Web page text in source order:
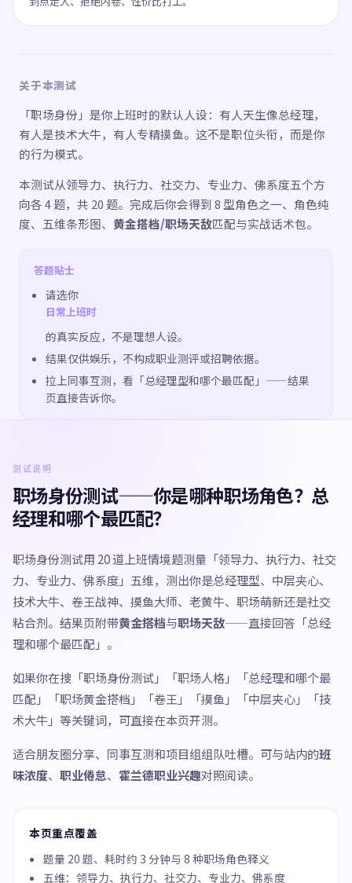
关于本测试
「职场身份」是你上班时的默认人设：有人天生像总经理，
有人是技术大牛，有人专精摸鱼。这不是职位头衔，而是你
的行为模式。
本测试从领导力、执行力、社交力、专业力、佛系度五个方
向各 4 题，共 20 题。完成后你会得到 8 型角色之一、角色纯
度、五维条形图、 黄金搭档/职场天敌匹配与实战话术包。
答题贴士
请选你
日常上班时
的真实反应，不是理想人设。
结果仅供娱乐，不构成职业测评或招聘依据。
拉上同事互测，看「总经理型和哪个最匹配」——结果
页直接告诉你。
测试说明
职场身份测试——你是哪种职场角色？总
经理和哪个最匹配？
职场身份测试用 20 道上班情境题测量「领导力、执行力、社交
力、专业力、佛系度」五维，测出你是总经理型、中层夹心、
技术大牛、卷王战神、摸鱼大师、老黄牛、职场萌新还是社交
粘合剂。结果页附带黄金搭档与职场天敌——直接回答「总经
理和哪个最匹配」。
如果你在搜「职场身份测试」「职场人格」「总经理和哪个最
匹配」「职场黄金搭档」「卷王」「摸鱼」「中层夹心」「技
术大牛」等关键词，可直接在本页开测。
适合朋友圈分享、同事互测和项目组组队吐槽。可与站内的班
味浓度、 职业倦怠、 霍兰德职业兴趣对照阅读。
本页重点覆盖
题量 20 题、耗时约 3 分钟与 8 种职场角色释义
五维：领导力、执行力、社交力、专业力、佛系度